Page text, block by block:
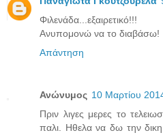
Φιλενάδα...εξαιρετικό!!!
Ανυπομονώ να το διαβάσω!
Απάντηση
Ανώνυμος 10 Μαρτίου
Πριν λιγες μερες το
παλι. Ηθελα να δω την δικη